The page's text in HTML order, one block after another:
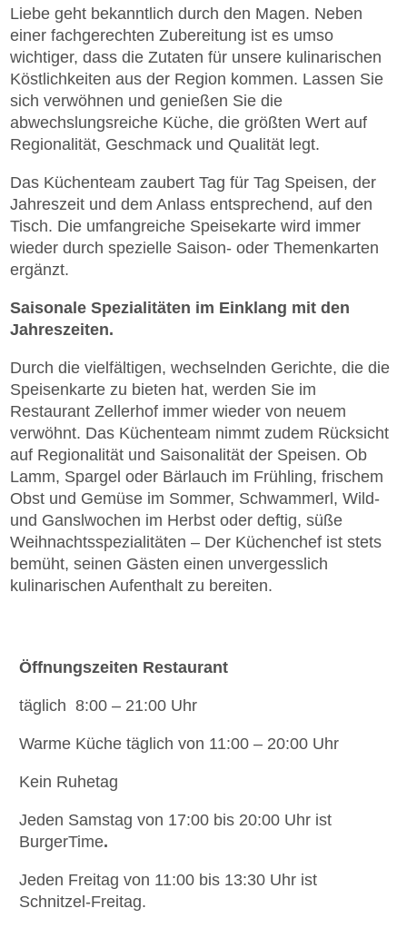
EN
Liebe geht bekanntlich durch den Magen. Neben
einer fachgerechten Zubereitung ist es umso
wichtiger, dass die Zutaten für unsere kulinarischen
Köstlichkeiten aus der Region kommen. Lassen Sie
sich verwöhnen und genießen Sie die
abwechslungsreiche Küche, die größten Wert auf
Regionalität, Geschmack und Qualität legt.
Das Küchenteam zaubert Tag für Tag Speisen, der
Jahreszeit und dem Anlass entsprechend, auf den
Tisch. Die umfangreiche Speisekarte wird immer
wieder durch spezielle Saison- oder Themenkarten
ergänzt.
Saisonale Spezialitäten im Einklang mit den
Jahreszeiten.
Durch die vielfältigen, wechselnden Gerichte, die die
Speisenkarte zu bieten hat, werden Sie im
Restaurant Zellerhof immer wieder von neuem
verwöhnt. Das Küchenteam nimmt zudem Rücksicht
auf Regionalität und Saisonalität der Speisen. Ob
Lamm, Spargel oder Bärlauch im Frühling, frischem
Obst und Gemüse im Sommer, Schwammerl, Wild-
und Ganslwochen im Herbst oder deftig, süße
Weihnachtsspezialitäten – Der Küchenchef ist stets
bemüht, seinen Gästen einen unvergesslich
kulinarischen Aufenthalt zu bereiten.
Öffnungszeiten Restaurant
täglich 8:00 – 21:00 Uhr
Warme Küche täglich von 11:00 – 20:00 Uhr
Kein Ruhetag
Jeden Samstag von 17:00 bis 20:00 Uhr ist
BurgerTime.
Jeden Freitag von 11:00 bis 13:30 Uhr ist
Schnitzel-Freitag.